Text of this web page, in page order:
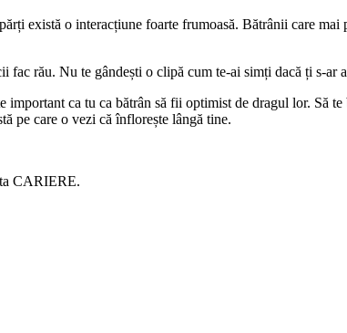
există o interacțiune foarte frumoasă. Bătrânii care
rău. Nu te gândești o clipă cum te-ai simți dacă ți s-ar
ca tu ca bătrân să fii optimist de dragul lor. Să
pe care o vezi că înflorește lângă tine.
CARIERE.